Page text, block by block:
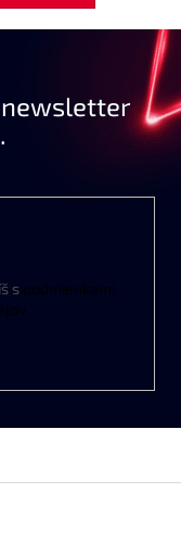
newsletter
s podmienkami